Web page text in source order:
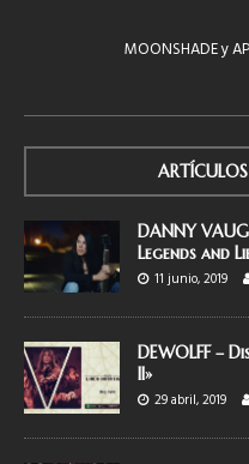
MOONSHADE y
DANNY
Legends and
11 junio, 2019
DEWOLFF –
II»
29 abril, 2019